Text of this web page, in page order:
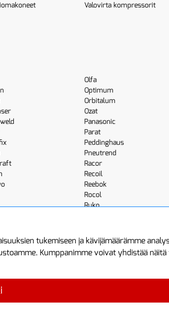
Valovirta kompressorit
Olfa
Optimum
Orbitalum
Ozat
Panasonic
Parat
Peddinghaus
Pneutrend
Racor
Recoil
Reebok
Rocol
Ruko
Protools Oy
Tuottajankatu 13
Tilaa
tukemiseen ja kävijämäärämme
Kumppanimme voivat yhdistää